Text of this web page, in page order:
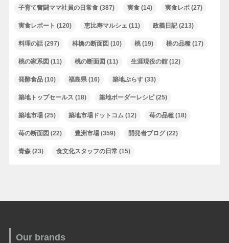
子育て奮闘ママ社員の日常食(387) 実食(14) 実食レポ(27)
実食レポート (120) 恵比寿マルシェ (11) 政義日記(213)
料理の話(297) 林檎の断面図 (10) 桃(19) 桃の品種(17)
桃の家系図 (11) 桃の断面図 (11) 生涯現役の館(12)
発酵食品(10) 福島県(16) 築地ぷらす(33)
築地トップセールス (18) 築地ボーダーレシピ(25)
築地市場(25) 築地市場ドットコム (12) 苺の品種(18)
苺の断面図 (22) 豊洲市場(359) 開発者ブログ(22)
青森(23) 食文化スタッフの日常 (15)
Our brands